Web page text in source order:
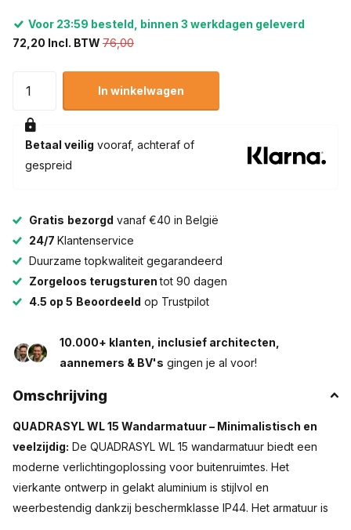
Voor 23:59 besteld, binnen 3 werkdagen geleverd
72,20 Incl. BTW 76,00
In winkelwagen
Betaal veilig vooraf, achteraf of
gespreid
Gratis bezorgd vanaf €40 in België
24/7 Klantenservice
Duurzame topkwaliteit gegarandeerd
Zorgeloos terugsturentot 90 dagen
4.5 op 5 Beoordeeld op Trustpilot
10.000+ klanten, inclusief architecten,
aannemers & BV's gingen je al voor!
Omschrijving
QUADRASYL WL 15 Wandarmatuur – Minimalistisch en
veelzijdig: De QUADRASYL WL 15 wandarmatuur biedt een
moderne verlichtingoplossing voor buitenruimtes. Het
vierkante ontwerp in gelakt aluminium is stijlvol en
weerbestendig dankzij beschermklasse IP44. Het armatuur is